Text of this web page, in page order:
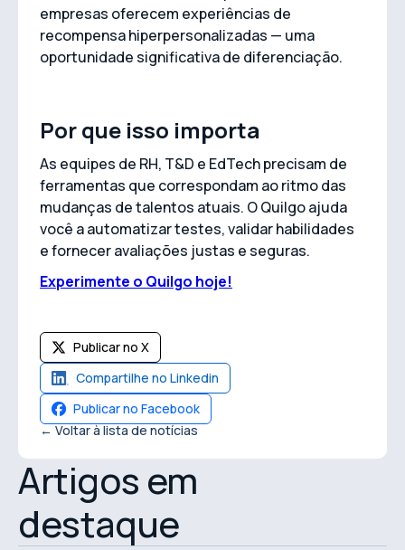
empresas oferecem experiências de
recompensa hiperpersonalizadas — uma
oportunidade significativa de diferenciação.
Por que isso importa
As equipes de RH, T&D e EdTech precisam de
ferramentas que correspondam ao ritmo das
mudanças de talentos atuais. O Quilgo ajuda
você a automatizar testes, validar habilidades
e fornecer avaliações justas e seguras.
Experimente o Quilgo hoje!
Publicar no X
Compartilhe no Linkedin
Publicar no Facebook
← Voltar à lista de notícias
Artigos em
destaque